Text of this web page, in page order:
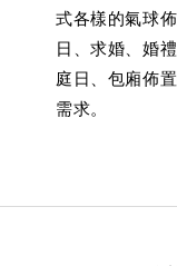
式各樣的氣球
日、求婚、婚
庭日、包廂佈
需求。